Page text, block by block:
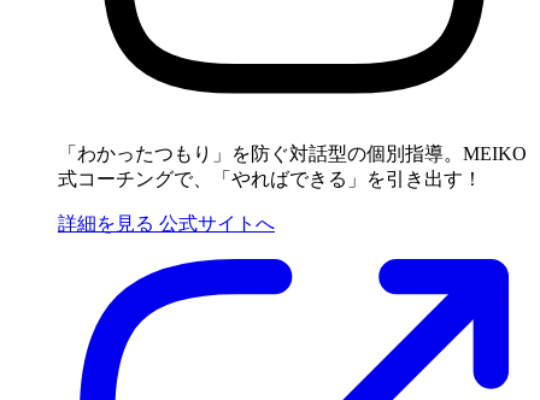
「わかったつもり」を防ぐ対話型の個別指導。MEIKO
式コーチングで、「やればできる」を引き出す！
詳細を見る 公式サイトへ